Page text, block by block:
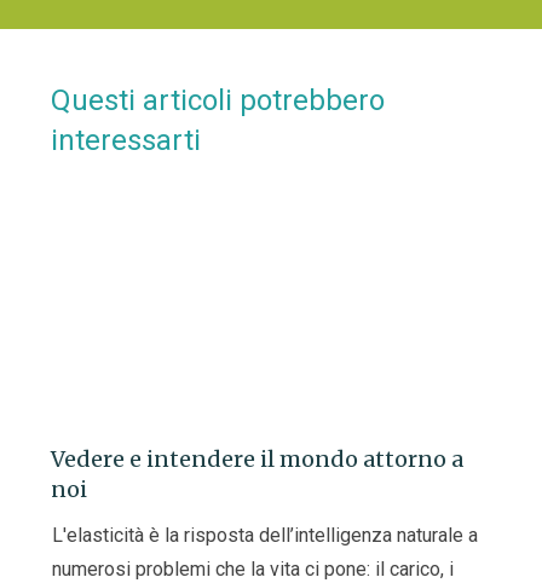
Questi articoli potrebbero
interessarti
Vedere e intendere il mondo attorno a
noi
L'elasticità è la risposta dell’intelligenza naturale a
numerosi problemi che la vita ci pone: il carico, i